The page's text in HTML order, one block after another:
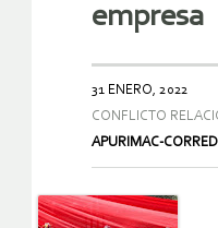
empresa
31 ENERO, 2022
CONFLICTO
APURIMAC-